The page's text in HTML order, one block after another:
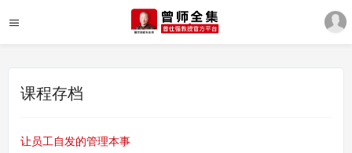
课程存档
让员工自发的管理本事